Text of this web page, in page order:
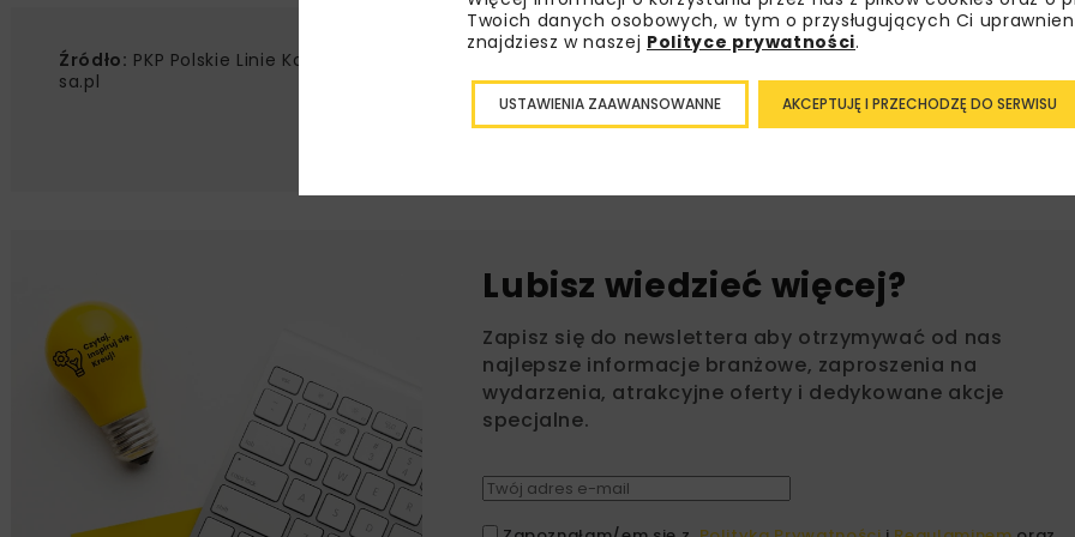
Źródło: PKP Polskie Linie Kolejowe SA, www.plk-
sa.pl
PROGRAM
Lubisz wiedzieć więcej?
Zapisz się do newslettera aby otrzymywać od nas
najlepsze informacje branżowe, zaproszenia na
wydarzenia, atrakcyjne oferty i dedykowane akcje
specjalne.
Twoich danych osobowych, w tym o przysługujących Ci
znajdziesz w naszej Polityce prywatności.
AKCEPTUJĘ I PRZECHODZĘ DO SERWISU
USTAWIENIA ZAAWANSOWANNE